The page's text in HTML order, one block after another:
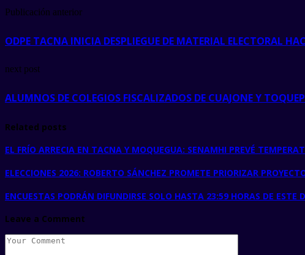
Publicación anterior
ODPE TACNA INICIA DESPLIEGUE DE MATERIAL ELECTORAL
next post
ALUMNOS DE COLEGIOS FISCALIZADOS DE CUAJONE Y
Related posts
EL FRÍO ARRECIA EN TACNA Y MOQUEGUA: SENAMHI PREVÉ
ELECCIONES 2026: ROBERTO SÁNCHEZ PROMETE PRIORIZAR
ENCUESTAS PODRÁN DIFUNDIRSE SOLO HASTA 23:59 HORAS DE ESTE
Leave a Comment